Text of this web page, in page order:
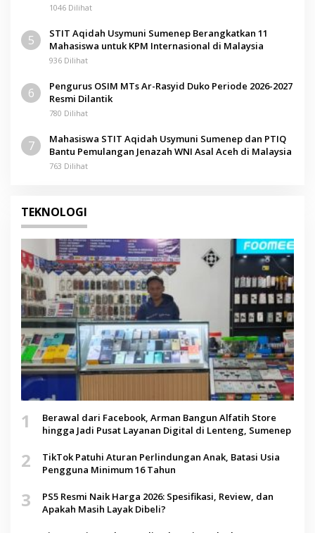
1046 Dilihat
5
STIT Aqidah Usymuni Sumenep Berangkatkan 11
Mahasiswa untuk KPM Internasional di Malaysia
936 Dilihat
6
Pengurus OSIM MTs Ar-Rasyid Duko Periode 2026-2027
Resmi Dilantik
780 Dilihat
7
Mahasiswa STIT Aqidah Usymuni Sumenep dan PTIQ
Bantu Pemulangan Jenazah WNI Asal Aceh di Malaysia
763 Dilihat
TEKNOLOGI
1
Berawal dari Facebook, Arman Bangun Alfatih Store
hingga Jadi Pusat Layanan Digital di Lenteng, Sumenep
2
TikTok Patuhi Aturan Perlindungan Anak, Batasi Usia
Pengguna Minimum 16 Tahun
3
PS5 Resmi Naik Harga 2026: Spesifikasi, Review, dan
Apakah Masih Layak Dibeli?